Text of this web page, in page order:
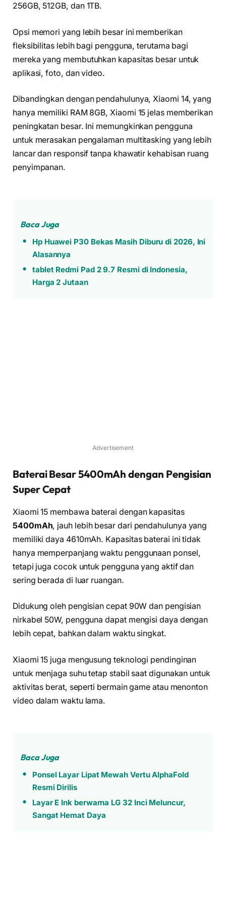
256GB, 512GB, dan 1TB.
Opsi memori yang lebih besar ini memberikan
fleksibilitas lebih bagi pengguna, terutama bagi
mereka yang membutuhkan kapasitas besar untuk
aplikasi, foto, dan video.
Dibandingkan dengan pendahulunya, Xiaomi 14, yang
hanya memiliki RAM 8GB, Xiaomi 15 jelas memberikan
peningkatan besar. Ini memungkinkan pengguna
untuk merasakan pengalaman multitasking yang lebih
lancar dan responsif tanpa khawatir kehabisan ruang
penyimpanan.
Baca Juga
Hp Huawei P30 Bekas Masih Diburu di 2026, Ini
Alasannya
tablet Redmi Pad 2 9.7 Resmi di Indonesia,
Harga 2 Jutaan
Advertisement
Baterai Besar 5400mAh dengan Pengisian
Super Cepat
Xiaomi 15 membawa baterai dengan kapasitas
5400mAh, jauh lebih besar dari pendahulunya yang
memiliki daya 4610mAh. Kapasitas baterai ini tidak
hanya memperpanjang waktu penggunaan ponsel,
tetapi juga cocok untuk pengguna yang aktif dan
sering berada di luar ruangan.
Didukung oleh pengisian cepat 90W dan pengisian
nirkabel 50W, pengguna dapat mengisi daya dengan
lebih cepat, bahkan dalam waktu singkat.
Xiaomi 15 juga mengusung teknologi pendinginan
untuk menjaga suhu tetap stabil saat digunakan untuk
aktivitas berat, seperti bermain game atau menonton
video dalam waktu lama.
Baca Juga
Ponsel Layar Lipat Mewah Vertu AlphaFold
Resmi Dirilis
Layar E Ink berwarna LG 32 Inci Meluncur,
Sangat Hemat Daya